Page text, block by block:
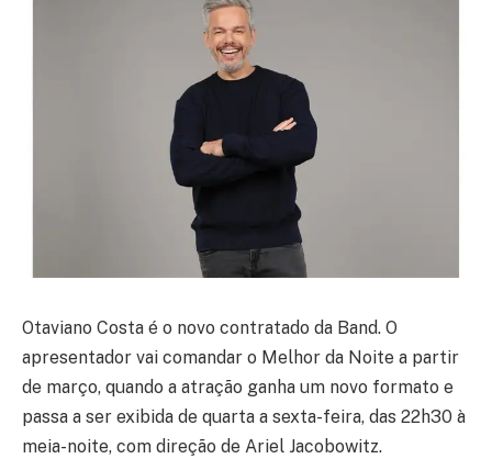
Otaviano Costa é o novo contratado da Band. O
apresentador vai comandar o Melhor da Noite a partir
de março, quando a atração ganha um novo formato e
passa a ser exibida de quarta a sexta-feira, das 22h30 à
meia-noite, com direção de Ariel Jacobowitz.